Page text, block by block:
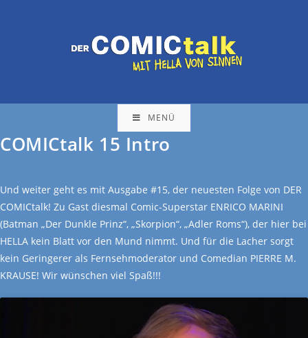
MENÜ
COMICtalk 15 Intro
Und weiter geht es mit Ausgabe #15, der neuesten Folge von DER
COMICtalk! Zu Gast diesmal Comic-Superstar ENRICO MARINI
(Batman „Der Dunkle Prinz“, „Skorpion“, „Adler Roms“), der hier bei
HELLA kein Blatt vor den Mund nimmt. Und für die Lacher sorgt
kein Geringerer als Fernsehmoderator und Comedian PIERRE M.
KRAUSE! Wir wünschen viel Spaß!!!